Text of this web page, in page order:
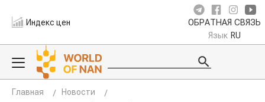
Индекс цен ОБРАТНАЯ СВЯЗЬ
Язык RU
Главная
Новости